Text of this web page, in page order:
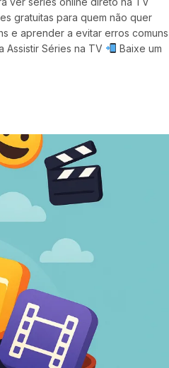
gratuitas para quem não quer
e aprender a evitar erros comuns
Assistir Séries na TV
Baixe um